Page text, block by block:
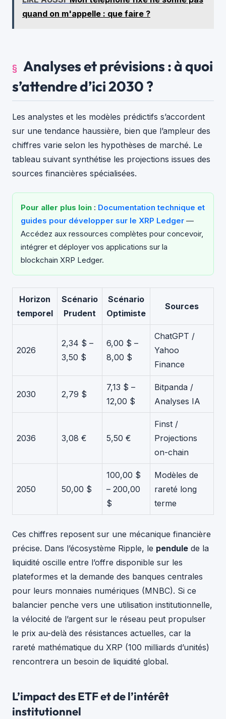
quand on m'appelle : que faire ?
Analyses et prévisions : à quoi
s’attendre d’ici 2030 ?
Les analystes et les modèles prédictifs s’accordent
sur une tendance haussière, bien que l’ampleur des
chiffres varie selon les hypothèses de marché. Le
tableau suivant synthétise les projections issues des
sources financières spécialisées.
Pour aller plus loin : Documentation technique et
guides pour développer sur le XRP Ledger —
Accédez aux ressources complètes pour concevoir,
intégrer et déployer vos applications sur la
blockchain XRP Ledger.
Horizon
temporel
Scénario
Prudent
Scénario
Optimiste
Sources
2026
2,34 $ –
3,50 $
6,00 $ –
8,00 $
ChatGPT /
Yahoo
Finance
2030 2,79 $
7,13 $ –
12,00 $
Bitpanda /
Analyses IA
2036 3,08 € 5,50 €
Finst /
Projections
on-chain
2050 50,00 $
100,00 $
– 200,00
$
Modèles de
rareté long
terme
Ces chiffres reposent sur une mécanique financière
précise. Dans l’écosystème Ripple, le pendule de la
liquidité oscille entre l’offre disponible sur les
plateformes et la demande des banques centrales
pour leurs monnaies numériques (MNBC). Si ce
balancier penche vers une utilisation institutionnelle,
la vélocité de l’argent sur le réseau peut propulser
le prix au-delà des résistances actuelles, car la
rareté mathématique du XRP (100 milliards d’unités)
rencontrera un besoin de liquidité global.
L’impact des ETF et de l’intérêt
institutionnel